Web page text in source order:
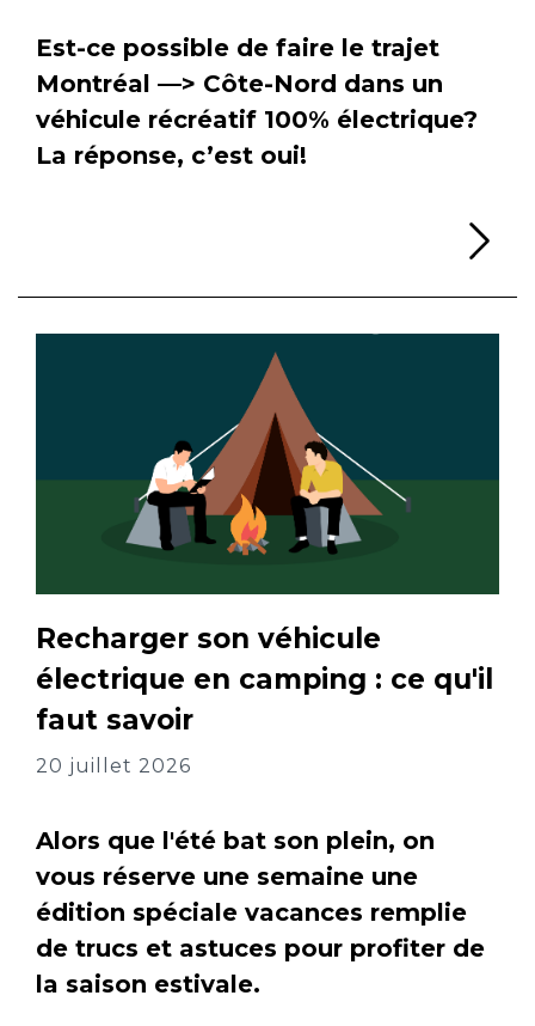
Est-ce possible de faire le trajet
Montréal —> Côte-Nord dans un
véhicule récréatif 100% électrique?
La réponse, c’est oui!
Recharger son véhicule
électrique en camping : ce qu'il
faut savoir
20 juillet 2026
Alors que l'été bat son plein, on
vous réserve une semaine une
édition spéciale vacances remplie
de trucs et astuces pour profiter de
la saison estivale.